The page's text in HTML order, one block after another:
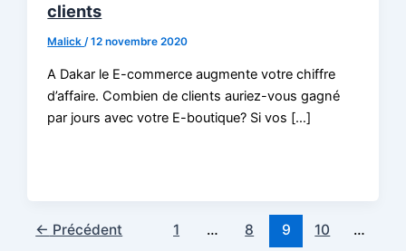
clients
Malick/12 novembre 2020
A Dakar le E-commerce augmente votre chiffre
d’affaire. Combien de clients auriez-vous gagné
par jours avec votre E-boutique? Si vos […]
← Précédent 1 … 8 9 10 …